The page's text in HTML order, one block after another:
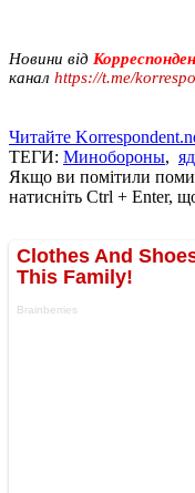
Новини від
канал https://t.me/
Читайте
ТЕГИ: Минобороны,
Якщо ви помітили
натисніть Ctrl + Enter,